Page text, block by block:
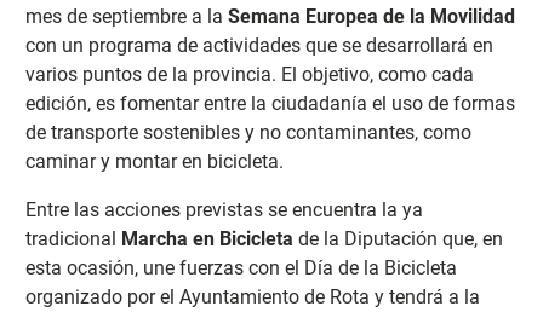
mes de septiembre a la Semana Europea de la Movilidad
con un programa de actividades que se desarrollará en
varios puntos de la provincia. El objetivo, como cada
edición, es fomentar entre la ciudadanía el uso de formas
de transporte sostenibles y no contaminantes, como
caminar y montar en bicicleta.
Entre las acciones previstas se encuentra la ya
tradicional Marcha en Bicicleta de la Diputación que, en
esta ocasión, une fuerzas con el Día de la Bicicleta
organizado por el Ayuntamiento de Rota y tendrá a la